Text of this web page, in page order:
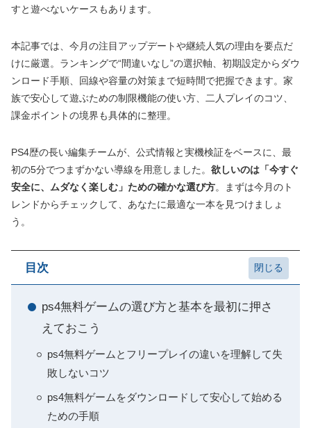
すと遊べないケースもあります。
本記事では、今月の注目アップデートや継続人気の理由を要点だ
けに厳選。ランキングで“間違いなし”の選択軸、初期設定からダウ
ンロード手順、回線や容量の対策まで短時間で把握できます。家
族で安心して遊ぶための制限機能の使い方、二人プレイのコツ、
課金ポイントの境界も具体的に整理。
PS4歴の長い編集チームが、公式情報と実機検証をベースに、最
初の5分でつまずかない導線を用意しました。 欲しいのは「今すぐ
安全に、ムダなく楽しむ」ための確かな選び方。まずは今月のト
レンドからチェックして、あなたに最適な一本を見つけましょ
う。
目次
ps4無料ゲームの選び方と基本を最初に押さ
えておこう
ps4無料ゲームとフリープレイの違いを理解して失
敗しないコツ
ps4無料ゲームをダウンロードして安心して始める
ための手順